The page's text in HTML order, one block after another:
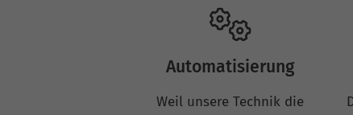
Automatisierung
Weil unsere Technik die